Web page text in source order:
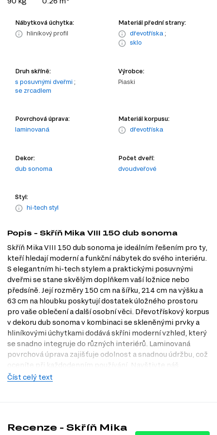
Nábytková úchytka:
hliníkový profil
Materiál přední strany:
dřevotříska ;
sklo
Druh skříně:
s posuvnými dveřmi ;
se zrcadlem
Výrobce:
Piaski
Povrchová úprava:
laminovaná
Materiál korpusu:
dřevotříska
Dekor:
dub sonoma
Počet dveří:
dvoudveřové
Styl:
hi-tech styl
Popis - Skříň Mika VIII 150 dub sonoma
Skříň Mika VIII 150 dub sonoma je ideálním řešením pro ty,
kteří hledají moderní a funkční nábytek do svého interiéru.
S elegantním hi-tech stylem a praktickými posuvnými
dveřmi se stane skvělým doplňkem vaší ložnice nebo
předsíně. Její rozměry 150 cm na šířku, 214 cm na výšku a
63 cm na hloubku poskytují dostatek úložného prostoru
pro vaše oblečení a další osobní věci. Dřevotřískový korpus
v dekoru dub sonoma v kombinaci se skleněnými prvky a
hliníkovými úchytkami dodává skříni moderní vzhled, který
se snadno integruje do různých interiérů. Laminovaná
povrchová úprava zajišťuje odolnost a snadnou údržbu, což
oceníte při každodenním používání. Navštivte náš
internetový obchod Dubok.cz a objevte, jak může tato
Charakteristiky, vlastnosti a výhody
Číst celý text
Recenze - Skříň Mika